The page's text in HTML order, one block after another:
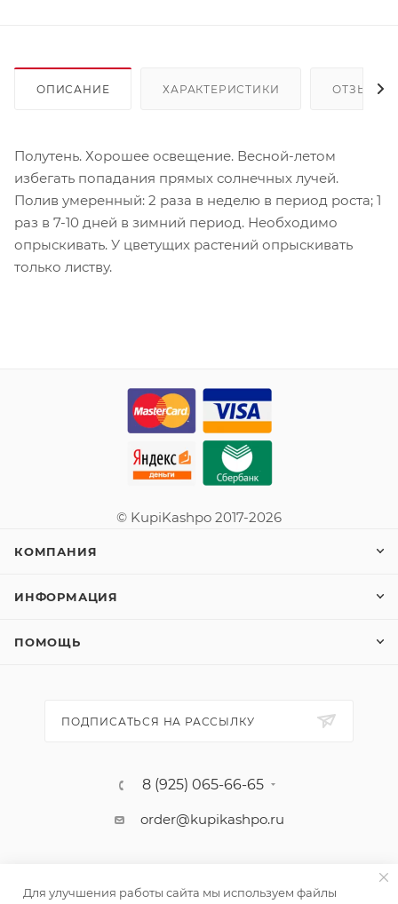
ОПИСАНИЕ ХАРАКТЕРИСТИКИ ОТЗЫВЫ
Полутень. Хорошее освещение. Весной-летом
избегать попадания прямых солнечных лучей.
Полив умеренный: 2 раза в неделю в период роста; 1
раз в 7-10 дней в зимний период. Необходимо
опрыскивать. У цветущих растений опрыскивать
только листву.
© KupiKashpo 2017-2026
КОМПАНИЯ
ИНФОРМАЦИЯ
ПОМОЩЬ
ПОДПИСАТЬСЯ НА РАССЫЛКУ
8 (925) 065-66-65
order@kupikashpo.ru
Для улучшения работы сайта мы используем файлы